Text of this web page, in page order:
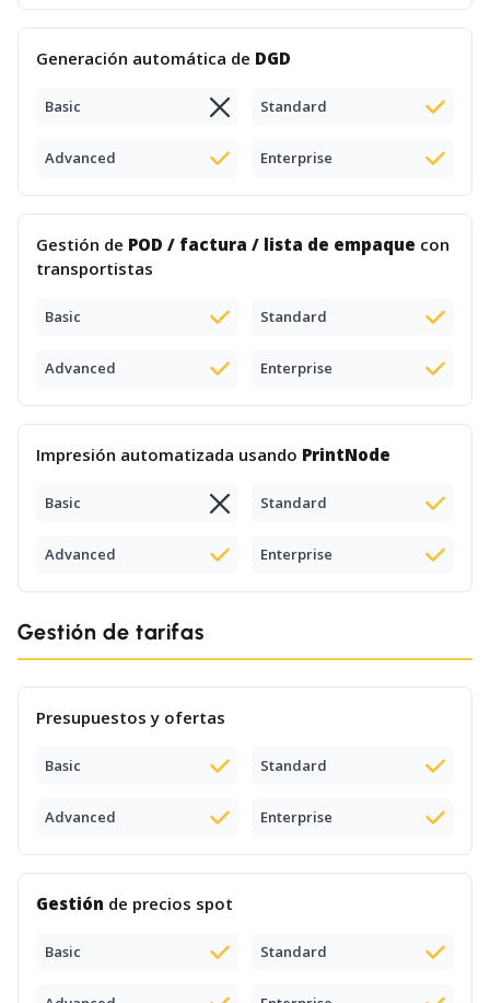
Generación automática de DGD
Basic Standard
Advanced Enterprise
Gestión de POD / factura / lista de empaque con
transportistas
Basic Standard
Advanced Enterprise
Impresión automatizada usando PrintNode
Basic Standard
Advanced Enterprise
Gestión de tarifas
Presupuestos y ofertas
Basic Standard
Advanced Enterprise
Gestión de precios spot
Basic Standard